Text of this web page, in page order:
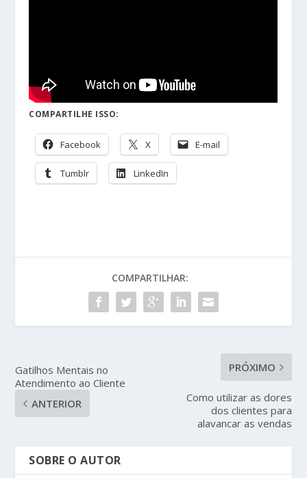
COMPARTILHE ISSO:
Facebook X E-mail
Tumblr LinkedIn
COMPARTILHAR:
Gatilhos Mentais no
Atendimento ao Cliente
ANTERIOR
PRÓXIMO
Como utilizar as dores
dos clientes para
alavancar as vendas
SOBRE O AUTOR